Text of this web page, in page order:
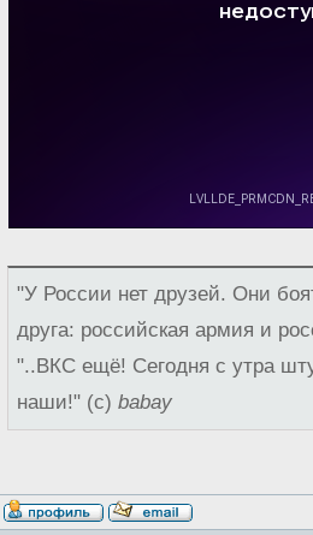
"У России нет друзей. Они
друга: российская армия и
"..ВКС ещё! Сегодня с утра
наши!" (с) babay